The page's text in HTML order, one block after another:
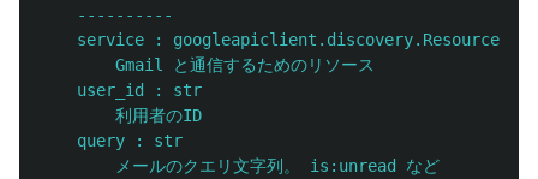
    ----------
    service : googleapiclient.discovery.Resource
        Gmail と通信するためのリソース
    user_id : str
        利用者のID
    query : str
        メールのクエリ文字列。 is:unread など